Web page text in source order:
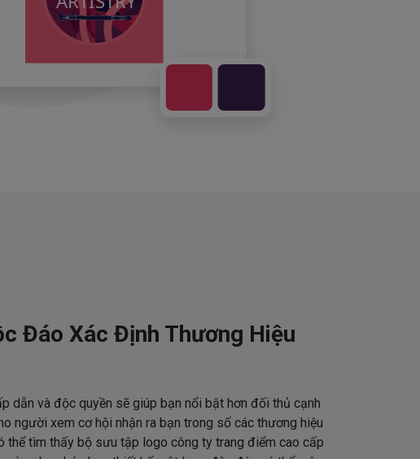
Đáo Xác Định Thương Hiệu
dẫn và độc quyền sẽ giúp bạn nổi bật hơn đối thủ cạnh
người xem cơ hội nhận ra bạn trong số các thương hiệu
thể tìm thấy bộ sưu tập logo công ty trang điểm cao cấp